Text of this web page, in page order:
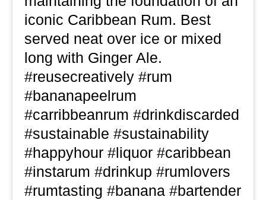
iconic Caribbean Rum. Best
served neat over ice or mixed
long with Ginger Ale.
#reusecreatively #rum
#bananapeelrum
#carribbeanrum #drinkdiscarded
#sustainable #sustainability
#happyhour #liquor #caribbean
#instarum #drinkup #rumlovers
#rumtasting #banana #bartender